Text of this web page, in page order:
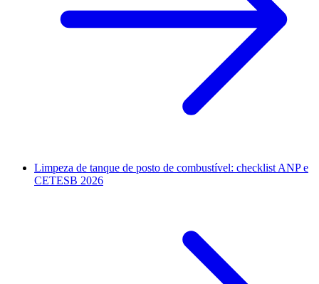
Limpeza de tanque de posto de combustível: checklist ANP e
CETESB 2026